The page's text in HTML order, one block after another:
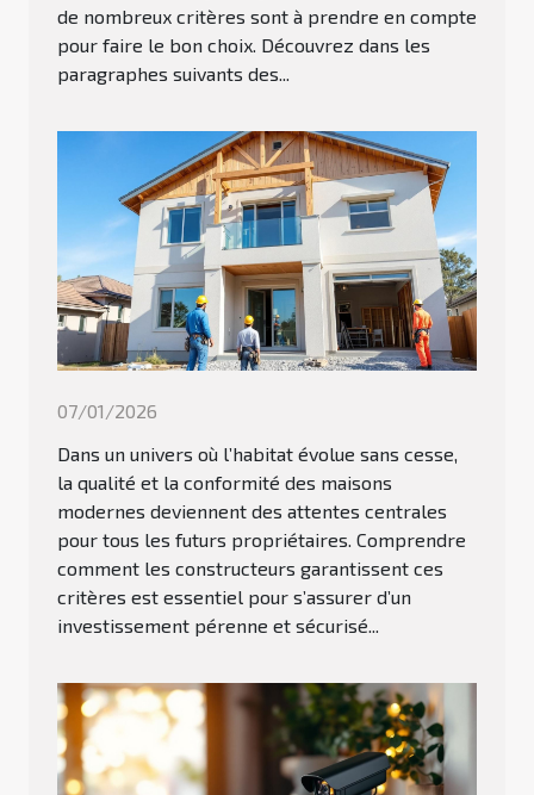
de nombreux critères sont à prendre en compte
pour faire le bon choix. Découvrez dans les
paragraphes suivants des...
07/01/2026
Dans un univers où l’habitat évolue sans cesse,
la qualité et la conformité des maisons
modernes deviennent des attentes centrales
pour tous les futurs propriétaires. Comprendre
comment les constructeurs garantissent ces
critères est essentiel pour s’assurer d’un
investissement pérenne et sécurisé...